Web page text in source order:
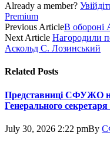
Already a member?
Premium
Previous ArticleВ обороні
Next Article Нагородили
Аскольд С. Лозинський
Related Posts
Представниці СФУЖО
Генерального
July 30, 2026 2:22 pmBy